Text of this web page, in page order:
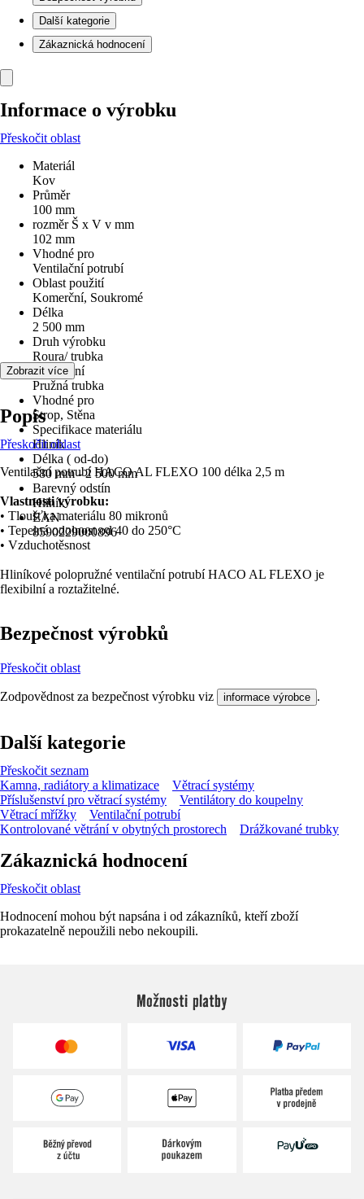
Další kategorie
Zákaznická hodnocení
Informace o výrobku
Přeskočit oblast
Materiál
Kov
Průměr
100 mm
rozměr Š x V v mm
102 mm
Vhodné pro
Ventilační potrubí
Oblast použití
Komerční, Soukromé
Délka
2 500 mm
Druh výrobku
Roura/ trubka
Provedení
Pružná trubka
Vhodné pro
Strop, Stěna
Specifikace materiálu
Hliník
Délka ( od-do)
580 mm - 2 500 mm
Barevný odstín
Hliník
EAN
8590229000896
Zobrazit více
Popis
Přeskočit oblast
Ventilační potrubí HACO AL FLEXO 100 délka 2,5 m
Vlastnosti výrobku:
• Tloušťka materiálu 80 mikronů
• Tepelná odolnost od 40 do 250°C
• Vzduchotěsnost
Hliníkové polopružné ventilační potrubí HACO AL FLEXO je
flexibilní a roztažitelné.
Bezpečnost výrobků
Přeskočit oblast
Zodpovědnost za bezpečnost výrobku viz informace výrobce .
Další kategorie
Přeskočit seznam
Kamna, radiátory a klimatizace
Větrací systémy
Příslušenství pro větrací systémy
Ventilátory do koupelny
Větrací mřížky
Ventilační potrubí
Kontrolované větrání v obytných prostorech
Drážkované trubky
Zákaznická hodnocení
Přeskočit oblast
Hodnocení mohou být napsána i od zákazníků, kteří zboží
prokazatelně nepoužili nebo nekoupili.
Možnosti platby